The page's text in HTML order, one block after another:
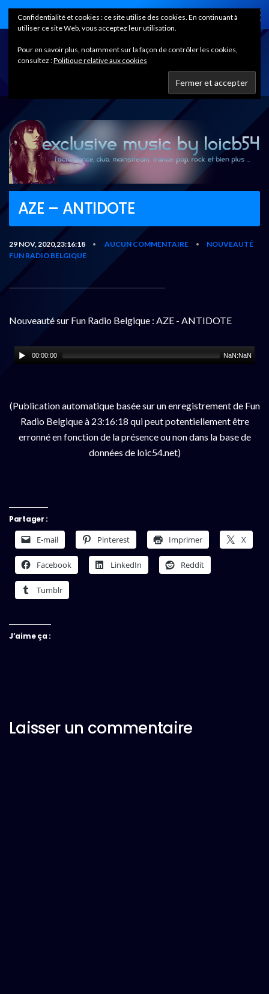
Home
AZE – ANTIDOTE
29 NOV, 2020,23:16:18 • AUCUN COMMENTAIRE •
NOUVEAUTÉ
FUN RADIO BELGIQUE
Nouveauté sur Fun Radio Belgique : AZE - ANTIDOTE
00:00:00 NaN:NaN
(Publication automatique basée sur un enregistrement de Fun
Radio Belgique à 23:16:18 qui peut potentiellement être
erronné en fonction de la présence ou non dans la base de
données de loic54.net)
Partager :
E-mail Pinterest Imprimer X
Facebook LinkedIn Reddit
Tumblr
J’aime ça :
Laisser un commentaire
Confidentialité et cookies : ce site utilise des cookies. En continuant à
utiliser ce site Web, vous acceptez leur utilisation.
Pour en savoir plus, notamment sur la façon de contrôler les cookies,
consultez :Politique relative aux cookies